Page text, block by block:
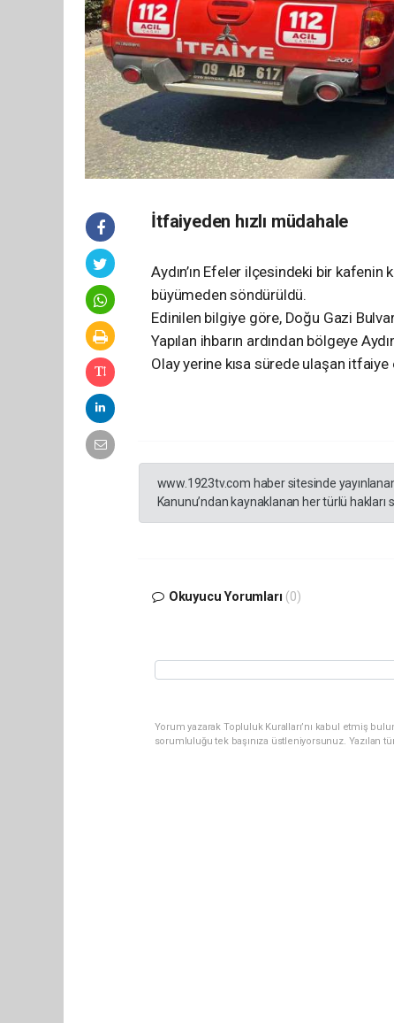
İtfaiyeden hızlı müdahale
Aydın’ın Efeler ilçesindeki bir
büyümeden söndürüldü.
Edinilen bilgiye göre, Doğu Gazi
Yapılan ihbarın ardından bölgeye
Olay yerine kısa sürede ulaşan
www.1923tv.com haber sitesinde
Kanunu’ndan kaynaklanan her türlü hakları
Okuyucu Yorumları (0)
Yorum yazarak Topluluk Kuralları’nı kabul etmiş
sorumluluğu tek başınıza üstleniyorsunuz.